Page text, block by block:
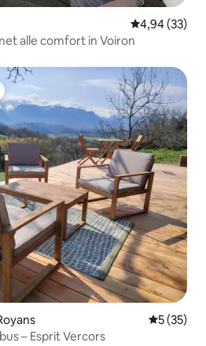
Gemiddelde
4,94 (33)
alle comfort in Voiron
5 (35)
– Esprit Vercors